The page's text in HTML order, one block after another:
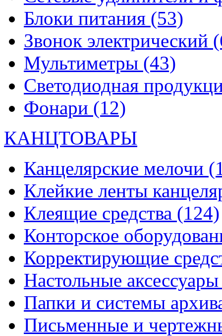
Блоки питания (53)
Звонок электрический
Мультиметры (43)
Светодиодная
Фонари (12)
КАНЦТОВАРЫ
Канцелярские мелочи
Клейкие ленты
Клеящие средства (124)
Конторское
Корректирующие
Настольные
Папки и системы
Письменные и